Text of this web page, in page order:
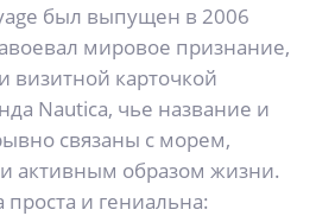
был выпущен в 2006
мировое признание,
визитной карточкой
Nautica, чье название и
связаны с морем,
активным образом жизни.
и гениальна: